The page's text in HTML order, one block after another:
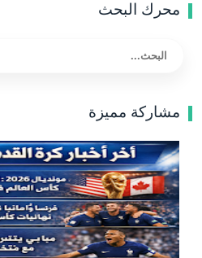
محرك البحث
مشاركة مميزة